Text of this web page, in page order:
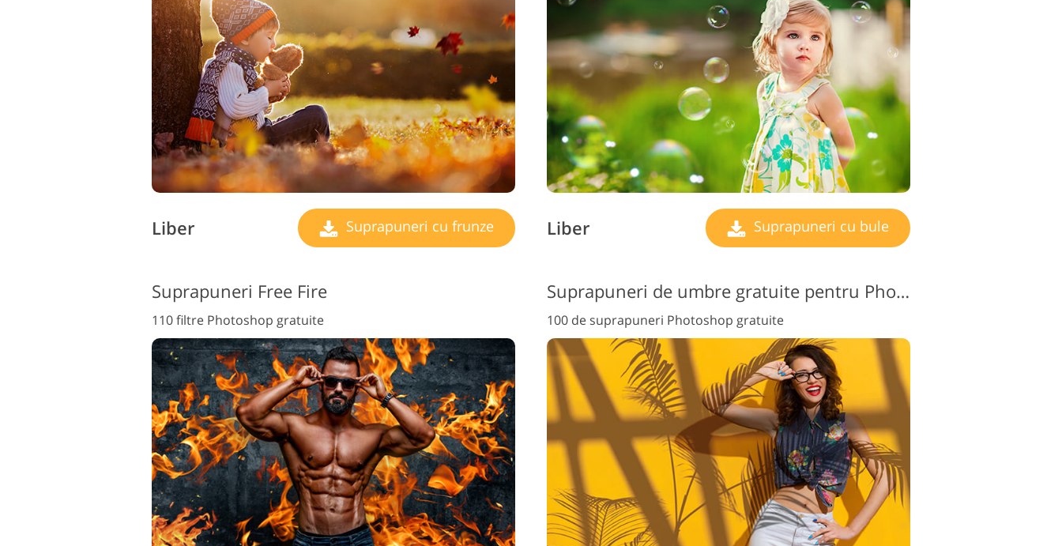
Liber Suprapuneri cu frunze Liber Suprapuneri cu bule
Suprapuneri Free Fire
110 filtre Photoshop gratuite
Suprapuneri de umbre gratuite pentru Photoshop
100 de suprapuneri Photoshop gratuite